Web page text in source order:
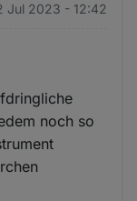
Jul 2023 - 12:42
noch so